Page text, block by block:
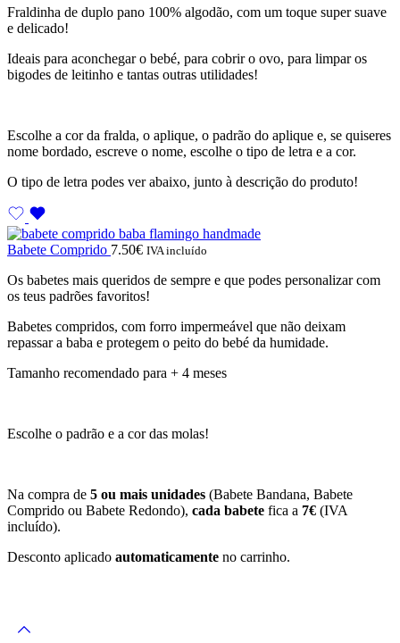
Fraldinha de duplo pano 100% algodão, com um toque super suave
e delicado!
Ideais para aconchegar o bebé, para cobrir o ovo, para limpar os
bigodes de leitinho e tantas outras utilidades!
Escolhe a cor da fralda, o aplique, o padrão do aplique e, se quiseres
nome bordado, escreve o nome, escolhe o tipo de letra e a cor.
O tipo de letra podes ver abaixo, junto à descrição do produto!
Babete Comprido 7.50€ IVA incluído
Os babetes mais queridos de sempre e que podes personalizar com
os teus padrões favoritos!
Babetes compridos, com forro impermeável que não deixam
repassar a baba e protegem o peito do bebé da humidade.
Tamanho recomendado para + 4 meses
Escolhe o padrão e a cor das molas!
Na compra de 5 ou mais unidades (Babete Bandana, Babete
Comprido ou Babete Redondo), cada babete fica a 7€ (IVA
incluído).
Desconto aplicado automaticamente no carrinho.